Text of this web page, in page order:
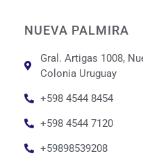
NUEVA PALMIRA
Gral. Artigas 1008,
Colonia Uruguay
+598 4544 8454
+598 4544 7120
+59898539208